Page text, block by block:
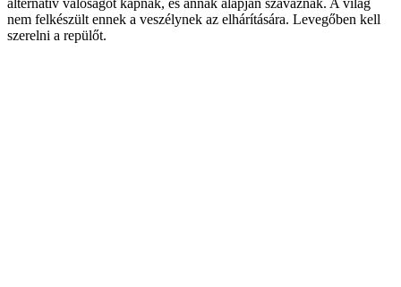
nem felkészült ennek a veszélynek az elhárítására. Levegőben kell
szerelni a repülőt.